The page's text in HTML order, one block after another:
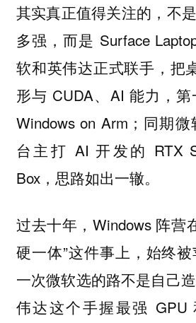
其实真正值得关注的，不
多强，而是 Surface
软和英伟达正式联手，把
形与 CUDA、AI 能力，
Windows on Arm；同期
台主打 AI 开发的 RTX
Box，思路如出一辙。
过去十年，Windows 阵营
硬一体”这件事上，始终
一次微软选的路不是自己
伟达这个手握最强 GPU